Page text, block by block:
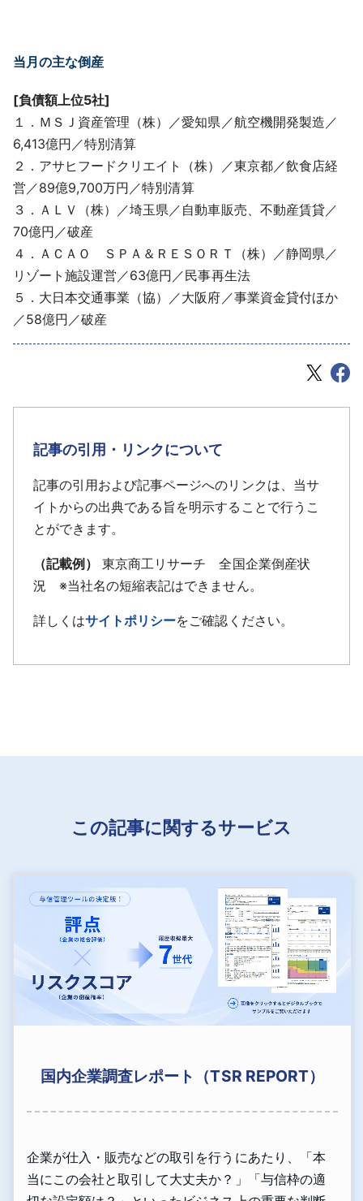
当月の主な倒産
[負債額上位5社]
１．ＭＳＪ資産管理（株）／愛知県／航空機開発製造／
6,413億円／特別清算
２．アサヒフードクリエイト（株）／東京都／飲食店経
営／89億9,700万円／特別清算
３．ＡＬＶ（株）／埼玉県／自動車販売、不動産賃貸／
70億円／破産
４．ＡＣＡＯ ＳＰＡ＆ＲＥＳＯＲＴ（株）／静岡県／
リゾート施設運営／63億円／民事再生法
５．大日本交通事業（協）／大阪府／事業資金貸付ほか
／58億円／破産
記事の引用・リンクについて
記事の引用および記事ページへのリンクは、当サ
イトからの出典である旨を明示することで行うこ
とができます。
（記載例）
東京商工リサーチ 全国企業倒産状
況 ※当社名の短縮表記はできません。
詳しくはサイトポリシーをご確認ください。
この記事に関するサービス
国内企業調査レポート（TSR REPORT）
企業が仕入・販売などの取引を行うにあたり、「本
当にこの会社と取引して大丈夫か？」「与信枠の適